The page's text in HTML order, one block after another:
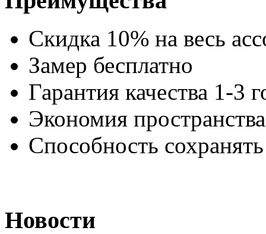
Скидка 10% на весь
Замер бесплатно
Гарантия качества 1-3
Экономия пространства
Способность
Новости